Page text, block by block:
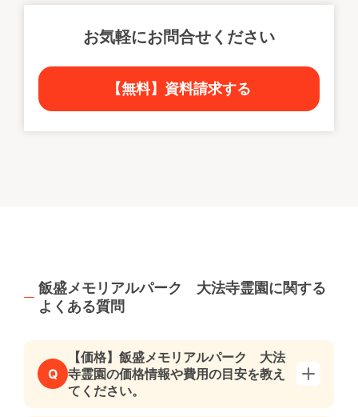
お気軽にお問合せください
【無料】資料請求する
飯盛メモリアルパーク 大法寺霊園に関する
よくある質問
Q
【価格】飯盛メモリアルパーク 大法
寺霊園の価格情報や費用の目安を教え
てください。